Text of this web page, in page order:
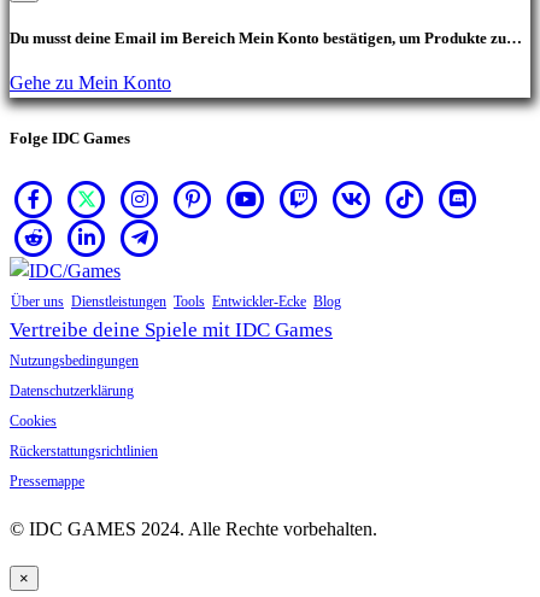
Du musst deine Email im Bereich Mein Konto bestätigen, um Produkte zu
Gehe zu Mein Konto
Folge IDC Games
Über uns Dienstleistungen Tools Entwickler-Ecke Blog
Vertreibe deine Spiele mit IDC Games
Nutzungsbedingungen
Datenschutzerklärung
Cookies
Rückerstattungsrichtlinien
Pressemappe
© IDC GAMES 2024. Alle Rechte vorbehalten.
×